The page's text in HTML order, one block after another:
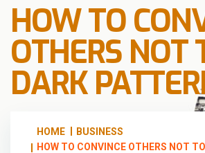
HOW TO
OTHERS NOT
DARK
HOME
BUSINESS
HOW TO CONVINCE OTHERS NOT